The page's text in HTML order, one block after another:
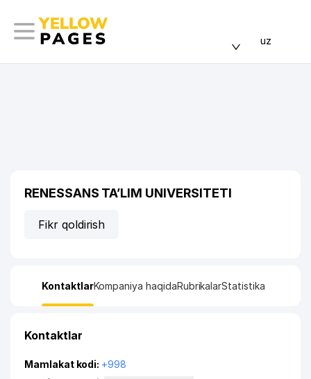
uz
RENESSANS TA’LIM UNIVERSITETI
Fikr qoldirish
KontaktlarKompaniya haqidaRubrikalarStatistika
Kontaktlar
Mamlakat kodi: +998